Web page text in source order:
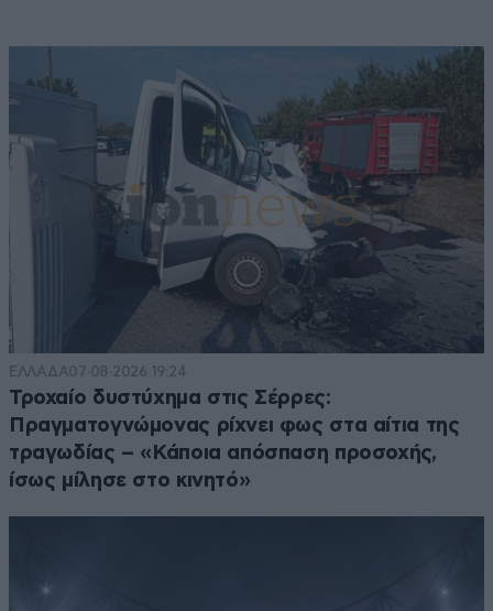
ΕΛΛΑΔΑ07·08·2026 19:24
Τροχαίο δυστύχημα στις Σέρρες:
Πραγματογνώμονας ρίχνει φως στα αίτια της
τραγωδίας – «Κάποια απόσπαση προσοχής,
ίσως μίλησε στο κινητό»